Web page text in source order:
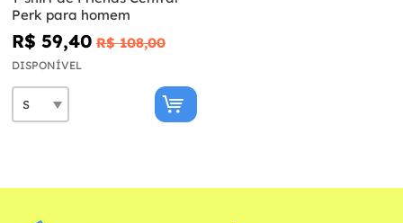
Perk para homem
R$ 59,40 R$ 108,00
DISPONÍVEL